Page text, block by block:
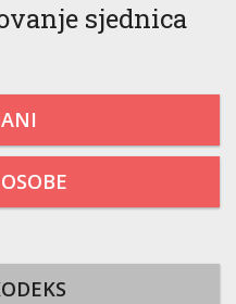
sjednica